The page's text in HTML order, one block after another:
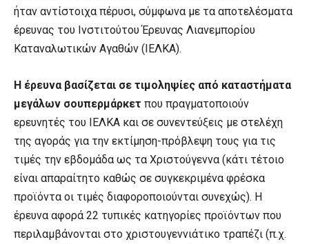
ήταν αντίστοιχα πέρυσι, σύμφωνα με τα αποτελέσματα
έρευνας του Ινστιτούτου Έρευνας Λιανεμπορίου
Καταναλωτικών Αγαθών (ΙΕΛΚΑ).
Η έρευνα βασίζεται σε τιμοληψίες από καταστήματα
μεγάλων σουπερμάρκετ που πραγματοποιούν
ερευνητές του ΙΕΛΚΑ και σε συνεντεύξεις με στελέχη
της αγοράς για την εκτίμηση-πρόβλεψη τους για τις
τιμές την εβδομάδα ως τα Χριστούγεννα (κάτι τέτοιο
είναι απαραίτητο καθώς σε συγκεκριμένα φρέσκα
προϊόντα οι τιμές διαφοροποιούνται συνεχώς). Η
έρευνα αφορά 22 τυπικές κατηγορίες προϊόντων που
περιλαμβάνονται στο χριστουγεννιάτικο τραπέζι (π.χ.